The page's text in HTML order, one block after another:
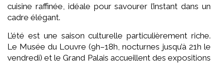
cuisine raffinée, idéale pour savourer l’instant dans un
cadre élégant.
L’été est une saison culturelle particulièrement riche.
Le Musée du Louvre (9h–18h, nocturnes jusqu’à 21h le
vendredi) et le Grand Palais accueillent des expositions